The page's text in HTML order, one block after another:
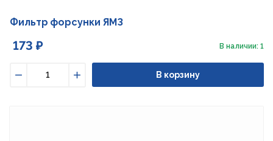
Фильтр форсунки ЯМЗ
173 ₽ В наличии: 1
Увеличить
В корзину